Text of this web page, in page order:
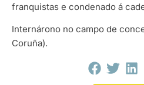
franquistas e condenado á
Internárono no campo de
Coruña).